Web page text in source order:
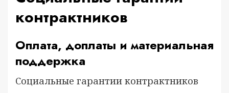
контрактников
Оплата, доплаты и материальная
поддержка
Социальные гарантии контрактников